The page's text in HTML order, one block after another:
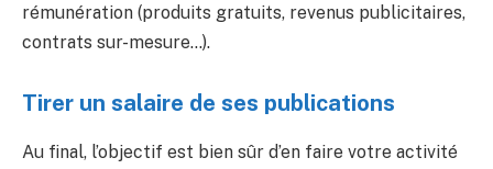
rémunération (produits gratuits, revenus publicitaires,
contrats sur-mesure…).
Tirer un salaire de ses publications
Au final, l’objectif est bien sûr d’en faire votre activité